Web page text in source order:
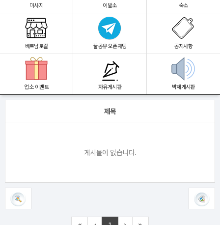
마사지 이발소 숙소
베트남로컬 꿀공유 오픈채팅 공지사항
업소 이벤트 자유게시판 박제게시판
제목
게시물이 없습니다.